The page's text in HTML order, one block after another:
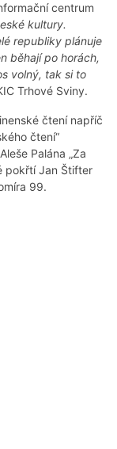
centrum
kultury.
republiky plánuje
běhají po horách,
volný, tak si to
Trhové Sviny.
čtení napříč
čtení“
Palána „Za
pokřtí Jan Štifter
99.